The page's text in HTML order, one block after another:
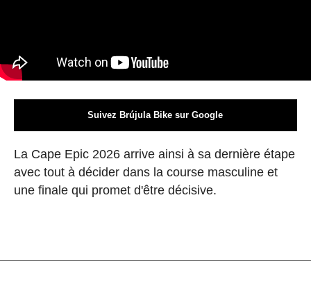
Suivez Brújula Bike sur Google
La Cape Epic 2026 arrive ainsi à sa dernière étape
avec tout à décider dans la course masculine et
une finale qui promet d'être décisive.